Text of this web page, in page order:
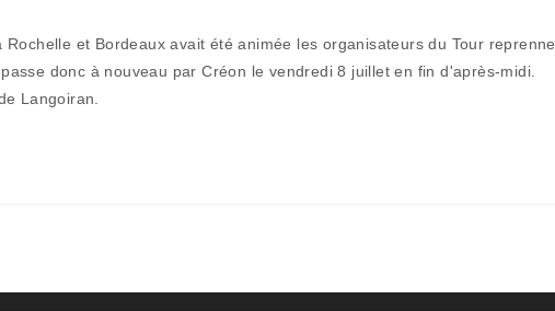
et Bordeaux avait été animée les organisateurs du Tour reprenne
donc à nouveau par Créon le vendredi 8 juillet en fin d'après-midi.
Langoiran.